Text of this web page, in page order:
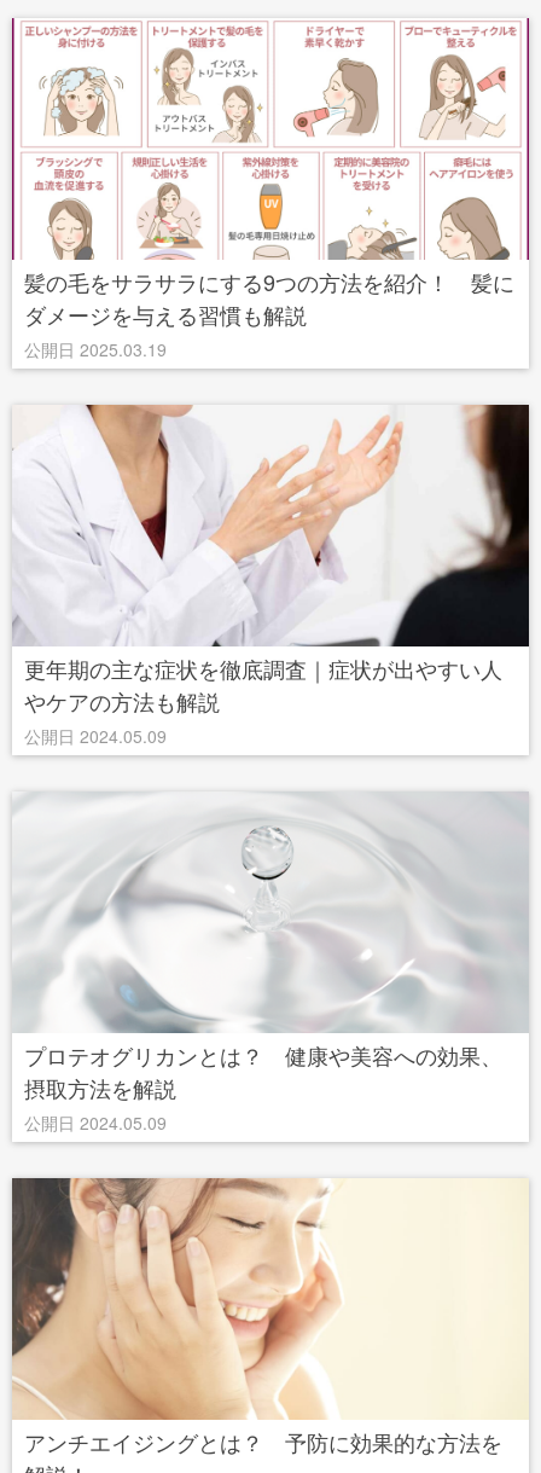
髪の毛をサラサラにする9つの方法を紹介！ 髪に
ダメージを与える習慣も解説
公開日 2025.03.19
更年期の主な症状を徹底調査｜症状が出やすい人
やケアの方法も解説
公開日 2024.05.09
プロテオグリカンとは？ 健康や美容への効果、
摂取方法を解説
公開日 2024.05.09
アンチエイジングとは？ 予防に効果的な方法を